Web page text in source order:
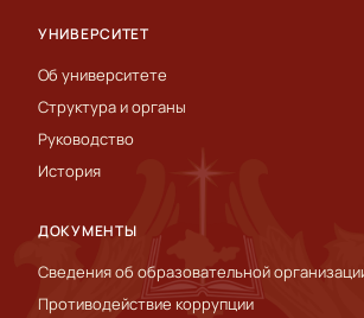
УНИВЕРСИТЕТ
Об университете
Структура и органы
Руководство
История
ДОКУМЕНТЫ
Сведения об образовательной
Противодействие коррупции